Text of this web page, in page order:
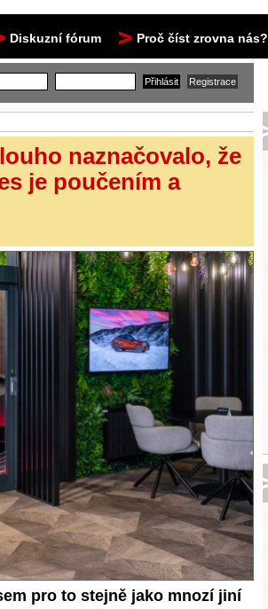
Diskuzní fórum Proč číst zrovna nás?
naznačovalo, že
je poučením a
pro to stejně jako mnozí jiní